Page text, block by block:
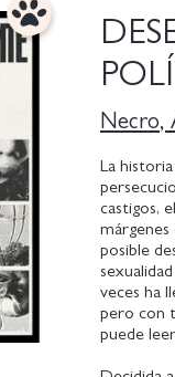
Necro,
La
castigos,
márgenes
posible
veces ha
pero con
puede